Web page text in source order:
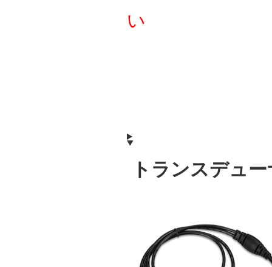
い
トランスデュ